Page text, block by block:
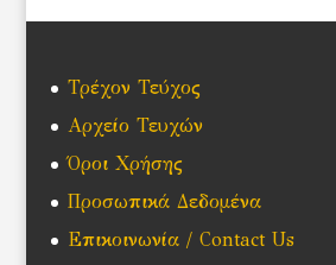
Τρέχον Τεύχος
Αρχείο Τευχών
Όροι Χρήσης
Προσωπικά Δεδομένα
Επικοινωνία / Contact Us